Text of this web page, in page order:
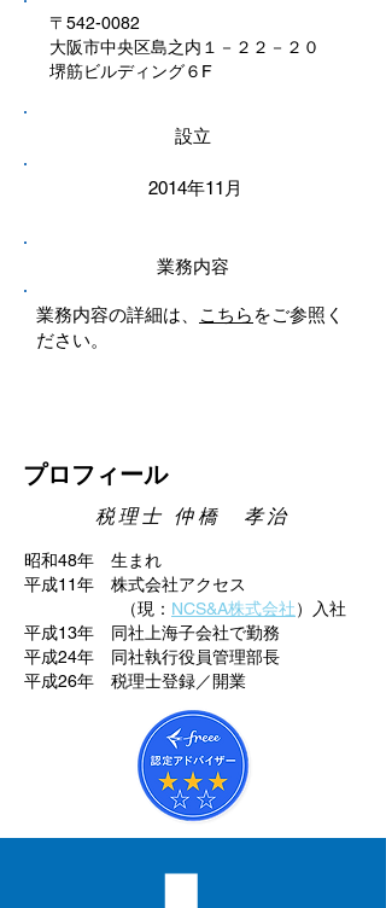
〒542-0082
大阪市中央区島之内１－２２－２０
堺筋ビルディング６F
設立
2014年11月
業務内容
業務内容の詳細は、 こちら をご参照く
ださい。
プロフィール
税理士 仲橋 孝治
昭和48年 生まれ
平成11年 株式会社アクセス
（現： NCS&A株式会社）入社
平成13年 同社上海子会社で勤務
平成24年 同社執行役員管理部長
平成26年 税理士登録／開業